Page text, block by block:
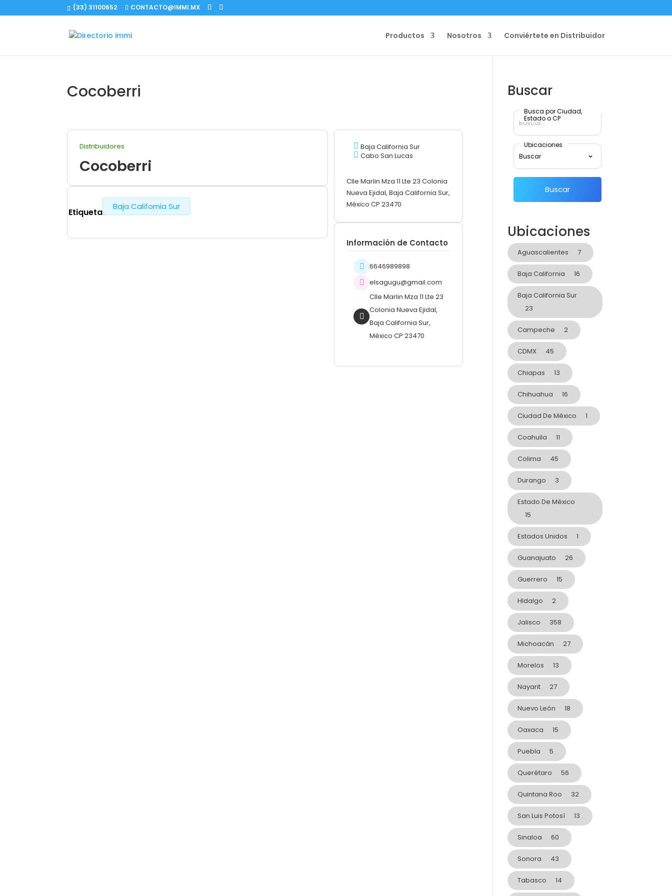
(33) 31100652 CONTACTO@IMMI.MX
Productos Nosotros Conviértete en Distribuidor
Cocoberri
Distribuidores
Cocoberri
Etiquetas
Baja California Sur
Baja California Sur
Cabo San Lucas
Clle Marlin Mza 11 Lte 23 Colonia
Nueva Ejidal, Baja California Sur,
México CP 23470
Información de Contacto
6646989898
elsagugu@gmail.com
Clle Marlin Mza 11 Lte 23
Colonia Nueva Ejidal,
Baja California Sur,
México CP 23470
Buscar
Busca por Ciudad,
Estado o CP
Ubicaciones
Buscar
Ubicaciones
Aguascalientes 7
Baja California 16
Baja California Sur
23
Campeche 2
CDMX 45
Chiapas 13
Chihuahua 16
Ciudad De México 1
Coahuila 11
Colima 45
Durango 3
Estado De México
15
Estados Unidos 1
Guanajuato 26
Guerrero 15
HIdalgo 2
Jalisco 358
Michoacán 27
Morelos 13
Nayarit 27
Nuevo León 18
Oaxaca 15
Puebla 5
Querétaro 56
Quintana Roo 32
San Luis Potosí 13
Sinaloa 60
Sonora 43
Tabasco 14